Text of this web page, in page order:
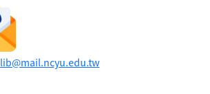
lib@mail.ncyu.edu.tw